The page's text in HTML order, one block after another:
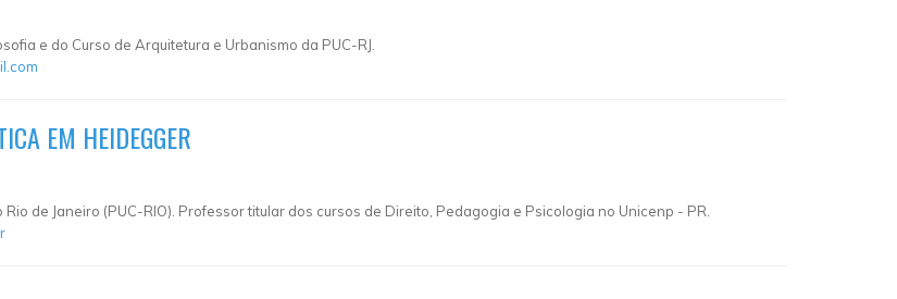
e do Curso de Arquitetura e Urbanismo da PUC-RJ.
EM HEIDEGGER
de Janeiro (PUC-RIO). Professor titular dos cursos de Direito, Pedagogia e Psicologia no Unicenp - PR.